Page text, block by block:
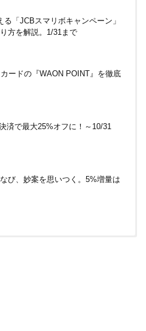
ーン！8/31まで
30まで
る「JCBスマリボキャンペーン」
方を解説。1/31まで
ードの『WAON POINT』を徹底
済で最大25%オフに！～10/31
なび、妙案を思いつく。5%増量は
ウォレット(COIN+)で最大98,300